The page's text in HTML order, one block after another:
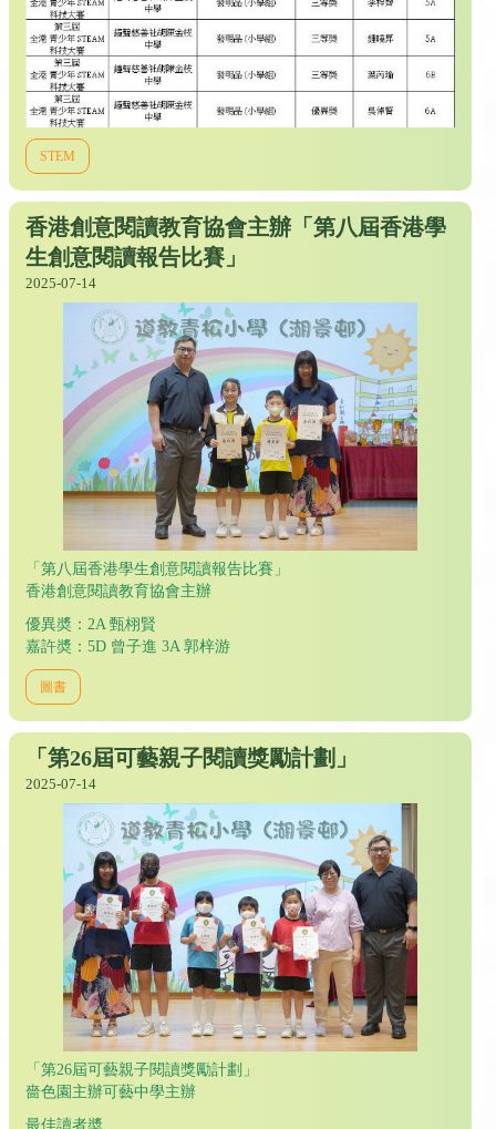
STEM
香港創意閱讀教育協會主辦「第八屆香港學
生創意閱讀報告比賽」
2025-07-14
「第八屆香港學生創意閱讀報告比賽」
香港創意閱讀教育協會主辦
優異奬：2A 甄栩賢
嘉許奬：5D 曾子進 3A 郭梓游
圖書
「第26屆可藝親子閱讀獎勵計劃」
2025-07-14
「第26屆可藝親子閱讀獎勵計劃」
嗇色園主辦可藝中學主辦
最佳讀者奬